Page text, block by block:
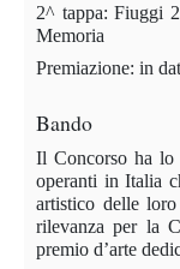
2^ tappa: Fiuggi
Memoria
Premiazione: in
Bando
Il Concorso ha lo
operanti in Italia
artistico delle
rilevanza per la
premio d’arte